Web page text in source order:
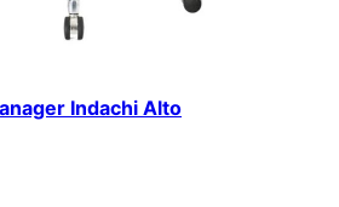
Indachi Alto